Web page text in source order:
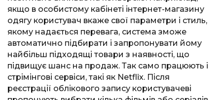
якщо в особистому кабінеті інтернет-магазину
одягу користувач вкаже свої параметри і стиль,
якому надається перевага, система зможе
автоматично підбирати і запропонувати йому
найбільш підходящі товари з наявності, що
підвищує шанс на продаж. Так само працюють і
стрімінгові сервіси, такі як Netflix. Після
реєстрації облікового запису користувачеві